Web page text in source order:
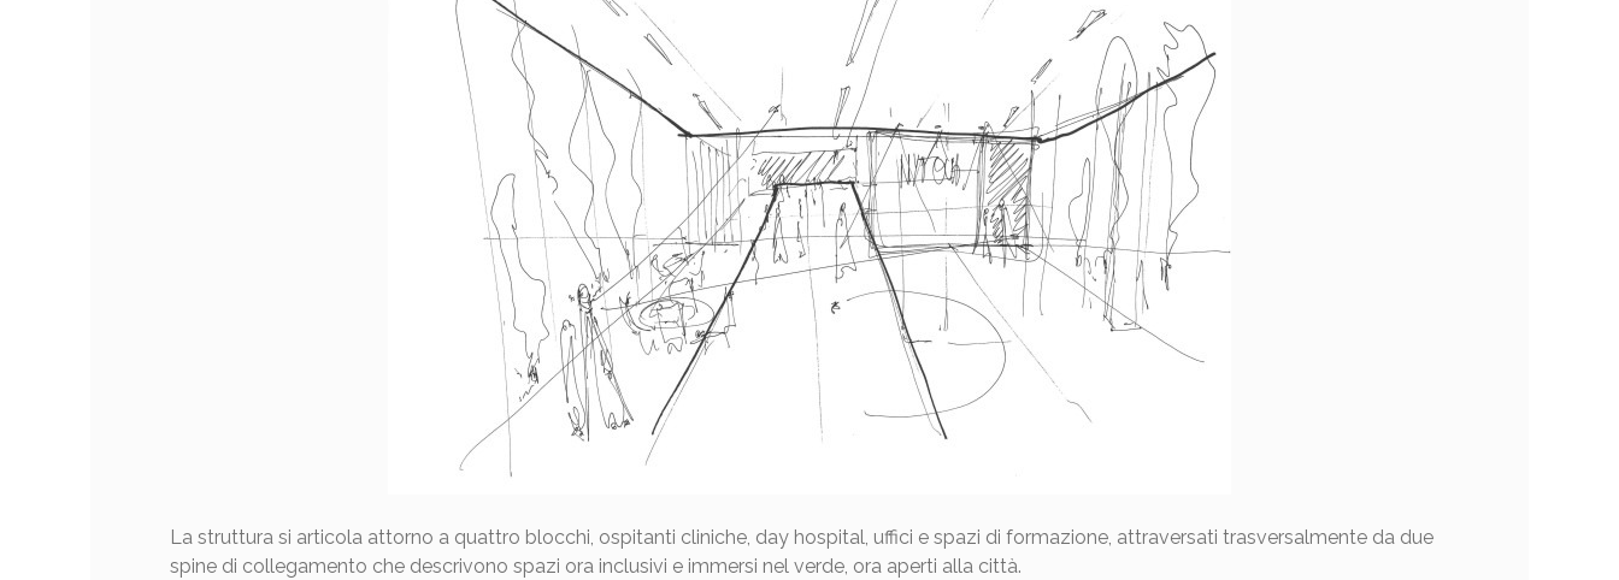
La struttura si articola attorno a quattro blocchi, ospitanti cliniche, day hospital, uffici e spazi di formazione, attraversati trasversalmente da due
spine di collegamento che descrivono spazi ora inclusivi e immersi nel verde, ora aperti alla città.